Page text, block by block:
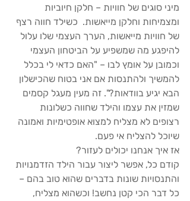
מיני סוגים של חוויות – חלקן חיוביות
ומצמיחות וחלקן מייאשות.  כשילד חווה רצף
של חוויות מייאשות, הערך העצמי שלו עלול
להיפגע מה שמשפיע על הביטחון העצמי
וכמובן על אומץ לבו – "האם כדאי לי בכלל
להמשיך ולהתנסות אם אני בטוח שהכישלון
הבא יגיע בוודאות?". זה מעין מעגל קסמים
שמזין את עצמו והילד שחווה כשלונות
רצופים לא מצליח למצוא אופטימיות ואמונה
שיוכל להצליח אי פעם.
אז איך אנחנו יכולים לעזור?
קודם כל, אפשר ליצור עבור הילד הזדמנויות
והתנסויות שונות בדברים שהוא טוב בהם –
כל דבר הכי קטן נחשב! וכשהוא מצליח,